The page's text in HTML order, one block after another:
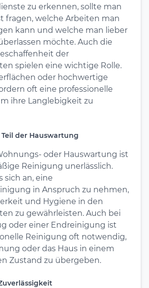
zu erkennen, sollte man
fragen, welche Arbeiten man
kann und welche man lieber
möchte. Auch die
der
spielen eine wichtige Rolle.
oder hochwertige
oft eine professionelle
ihre Langlebigkeit zu
der Hauswartung
oder Hauswartung ist
Reinigung unerlässlich.
sich an, eine
in Anspruch zu nehmen,
und Hygiene in den
zu gewährleisten. Auch bei
oder einer Endreinigung ist
Reinigung oft notwendig,
oder das Haus in einem
Zustand zu übergeben.